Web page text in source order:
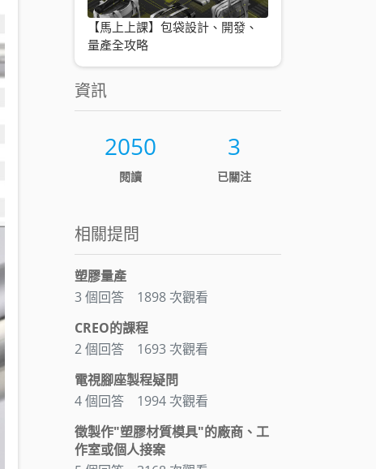
【馬上上課】包袋設計、開發、
量產全攻略
資訊
2050
閱讀
3
已關注
相關提問
塑膠量產
3 個回答
1898 次觀看
CREO的課程
2 個回答
1693 次觀看
電視腳座製程疑問
4 個回答
1994 次觀看
徵製作"塑膠材質模具"的廠商、工
作室或個人接案